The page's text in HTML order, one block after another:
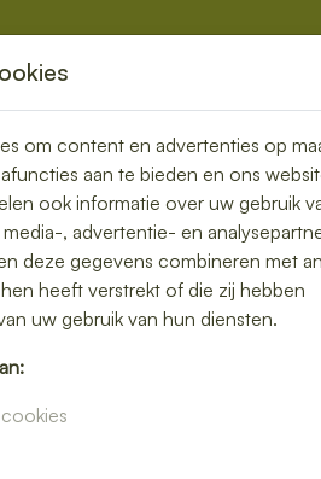
in
Bierum. Van
lunchgerechten
een vergadering.
om content en advertenties op
aan te bieden en ons
ook informatie over uw gebruik
, advertentie- en
deze gegevens combineren met
heeft verstrekt of die zij hebben
uw gebruik van hun diensten.